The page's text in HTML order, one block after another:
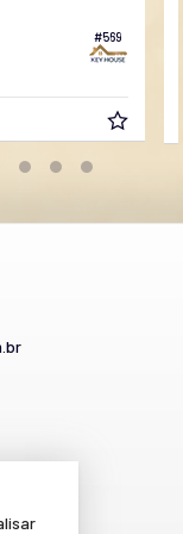
#569